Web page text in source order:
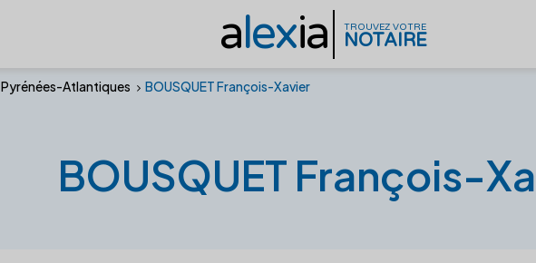
alexia TROUVEZ VOTRE
NOTAIRE
Pyrénées-Atlantiques BOUSQUET François-Xavier
BOUSQUET François-